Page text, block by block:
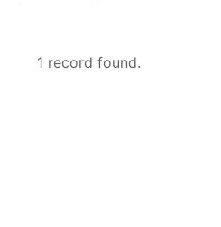
1 record found.